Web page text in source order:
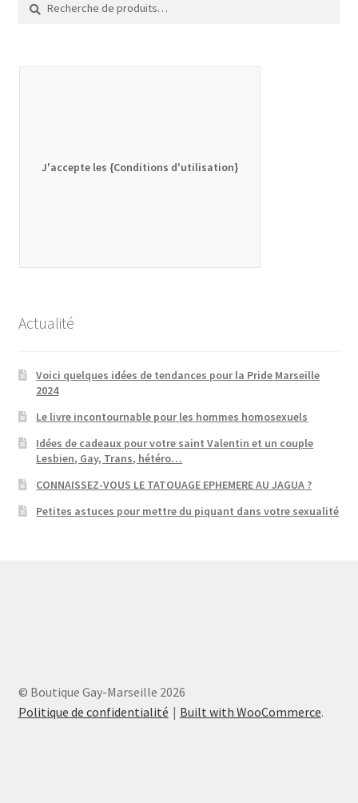
pour :
J'accepte les {Conditions d'utilisation}
Actualité
Voici quelques idées de tendances pour la Pride Marseille
2024
Le livre incontournable pour les hommes homosexuels
Idées de cadeaux pour votre saint Valentin et un couple
Lesbien, Gay, Trans, hétéro…
CONNAISSEZ-VOUS LE TATOUAGE EPHEMERE AU JAGUA ?
Petites astuces pour mettre du piquant dans votre sexualité
© Boutique Gay-Marseille 2026
Politique de confidentialité
Built with WooCommerce.